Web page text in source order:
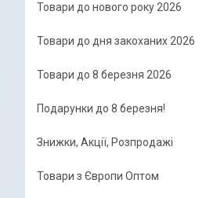
Товари до нового року 2026
Товари до дня закоханих 2026
Товари до 8 березня 2026
Подарунки до 8 березня!
Знижки, Акції, Розпродажі
Товари з Європи Оптом